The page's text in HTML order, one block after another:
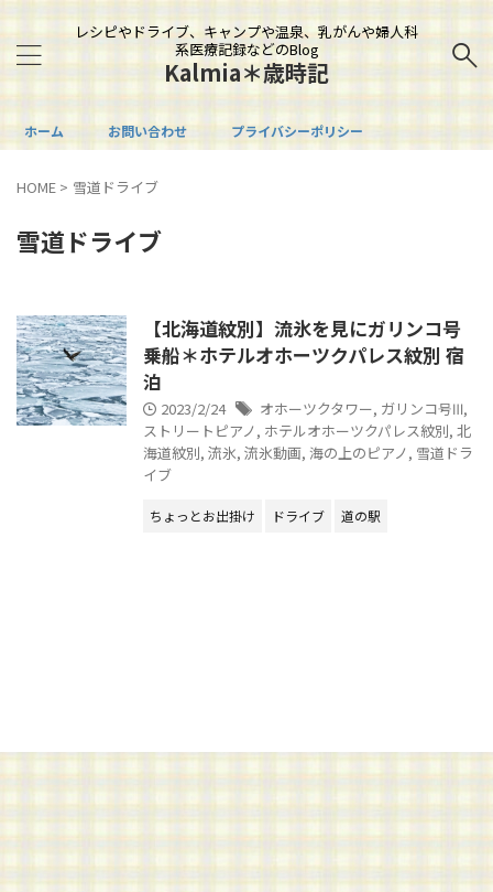
レシピやドライブ、キャンプや温泉、乳がんや婦人科
系医療記録などのBlog
Kalmia＊歳時記
ホーム お問い合わせ プライバシーポリシー
HOME > 雪道ドライブ
雪道ドライブ
【北海道紋別】流氷を見にガリンコ号
乗船＊ホテルオホーツクパレス紋別 宿
泊
2023/2/24 オホーツクタワー, ガリンコ号Ⅲ,
ストリートピアノ , ホテルオホーツクパレス紋別, 北
海道紋別, 流氷, 流氷動画, 海の上のピアノ , 雪道ドラ
イブ
ちょっとお出掛け ドライブ 道の駅